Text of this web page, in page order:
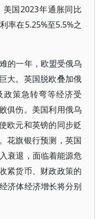
国2023年通胀同比
率在5.25%至5.5%之
的一年，欧盟受俄乌
大。英国脱欧叠加俄
策急转弯等经济受
俱伤。美国利用俄乌
欧元和英镑的同步贬
花旗银行预测，英国
衰退，面临着能源危
紧货币、财政政策的
济体经济增长将分别